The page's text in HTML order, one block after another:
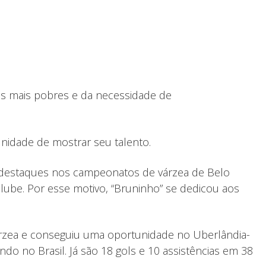
mais pobres e da necessidade de
de mostrar seu talento.
nos campeonatos de várzea de Belo
Por esse motivo, “Bruninho” se dedicou aos
e conseguiu uma oportunidade no Uberlândia-
no Brasil. Já são 18 gols e 10 assistências em 38